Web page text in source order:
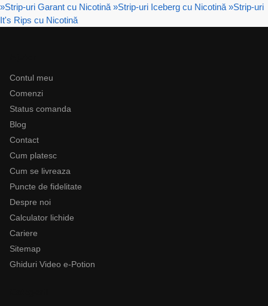
»Strip-uri Garant cu Nicotină »Strip-uri Iceberg cu Nicotină »Strip-uri
It's Rips cu Nicotină
Contul meu
Comenzi
Status comanda
Blog
Contact
Cum platesc
Cum se livreaza
Puncte de fidelitate
Despre noi
Calculator lichide
Cariere
Sitemap
Ghiduri Video e-Potion